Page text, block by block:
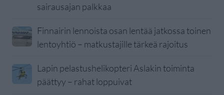
sairausajan palkkaa
Finnairin lennoista osan lentää jatkossa toinen
lentoyhtiö – matkustajille tärkeä rajoitus
Lapin pelastushelikopteri Aslakin toiminta
päättyy – rahat loppuivat